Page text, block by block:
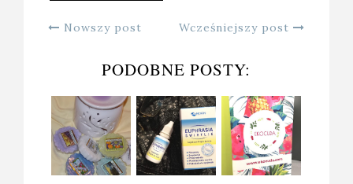
Nowszy post Wcześniejszy post
PODOBNE POSTY: